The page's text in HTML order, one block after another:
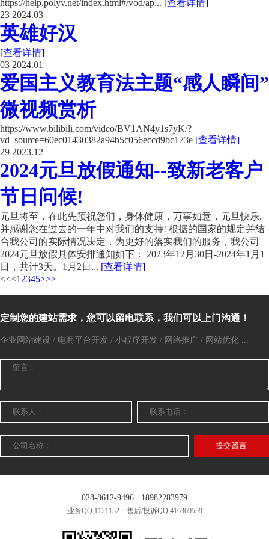
https://help.polyv.net/index.html#/vod/ap... [查看详情]
23 2024.03
英雄好汉
[查看详情]
03 2024.01
爱国主义教育法主题“感人瞬间”
微视频赏析
https://www.bilibili.com/video/BV1AN4y1s7yK/?
vd_source=60ec01430382a94b5c056eccd9bc173e [查看详情]
29 2023.12
2024元旦放假通知--致新老客户
节日问候!
元旦将至，在此先预祝您们，身体健康，万事如意，元旦快乐.
并感谢您在过去的一年中对我们的支持! 根据的国家的规定并结
合我公司的实际情况决定，为更好的落实我们的服务，我公司
2024元旦放假具体安排通知如下： 2023年12月30日-2024年1月1
日，共计3天。1月2日... [查看详情]
<<<1 2345>>>
定制您的建站需求，您可以留电联系，我们可以上门沟通！
企业网站建设 / 电商平台开发 / 小程序开发 / 网络推广 / 网站优化 ...
提交留言
028-8612-9496 18982283979
业务QQ:1121152 售后/投诉QQ:416369559